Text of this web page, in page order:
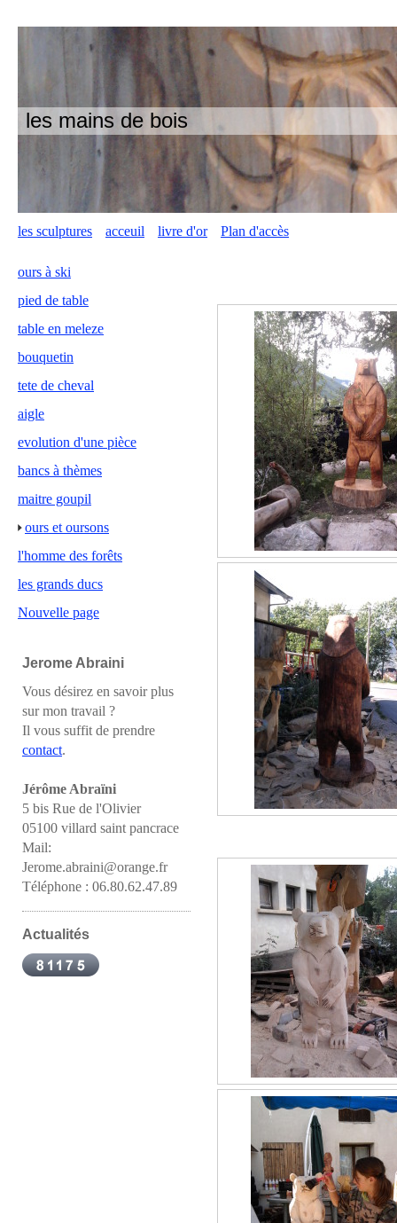
les mains de bois
les sculptures acceuil livre d'or Plan d'accès
ours à ski
pied de table
table en meleze
bouquetin
tete de cheval
aigle
evolution d'une pièce
bancs à thèmes
maitre goupil
ours et oursons
l'homme des forêts
les grands ducs
Nouvelle page
Jerome Abraini
Vous désirez en savoir plus
sur mon travail ?
Il vous suffit de prendre
contact.
Jérôme Abraïni
5 bis Rue de l'Olivier
05100 villard saint pancrace
Mail:
Jerome.abraini@orange.fr
Téléphone : 06.80.62.47.89
Actualités